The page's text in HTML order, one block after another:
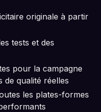
originale à partir
tests et des
pour la campagne
de qualité réelles
les plates-formes